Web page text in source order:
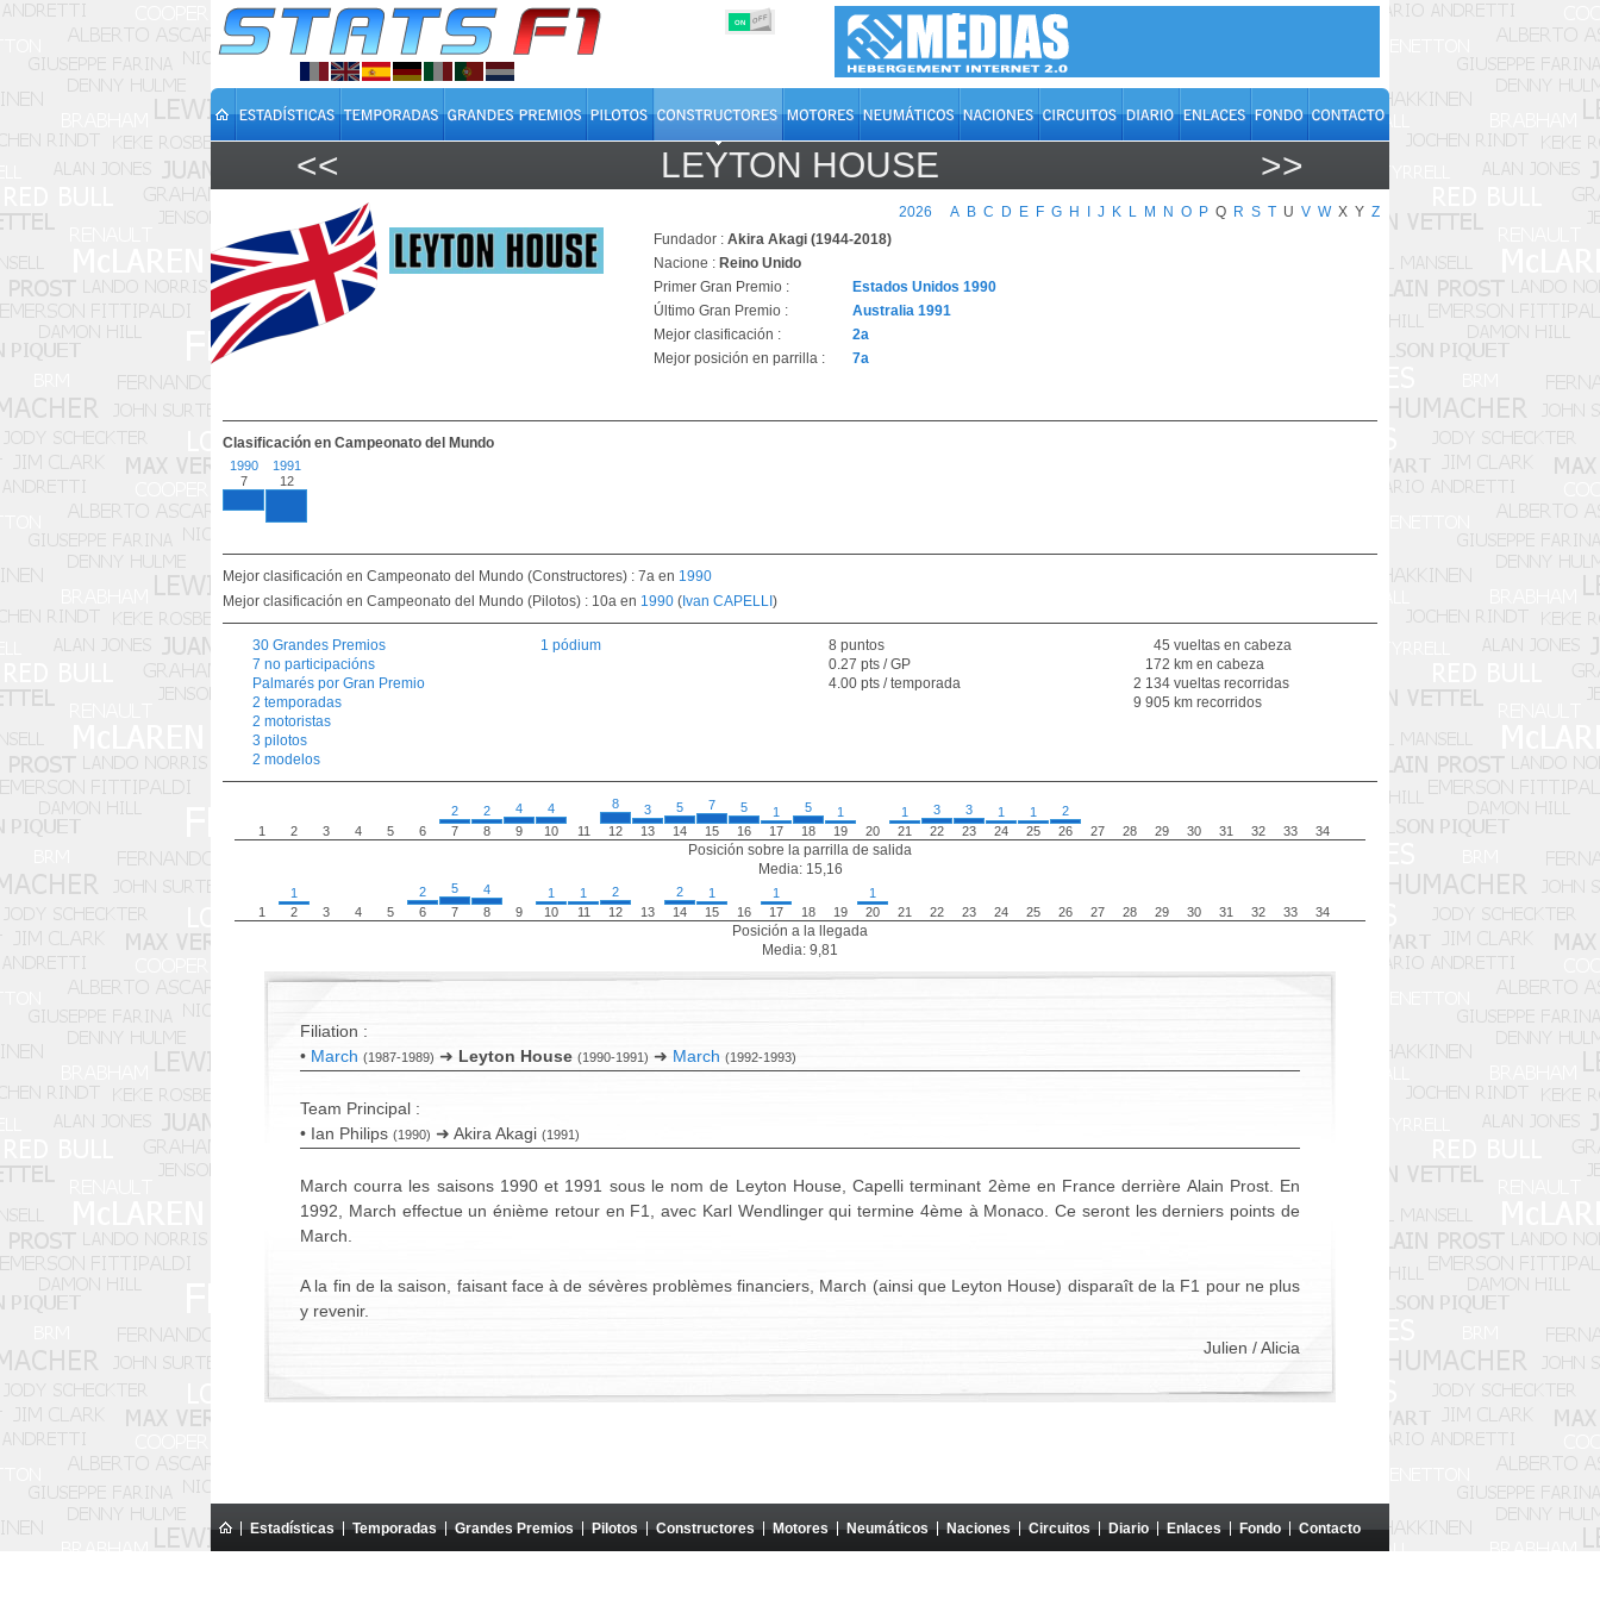
ON OFF
<< LEYTON HOUSE >>
2026 A B C D E F G H J K L M N O P Q R S T U V W X Y Z
Fundador : Akira Akagi (1944-2018)
Nacione : Reino Unido
Primer Gran Premio :
Estados Unidos 1990
Último Gran Premio :
Australia 1991
Mejor clasificación :
2a
Mejor posición en parrilla :
7a
Clasificación en Campeonato del Mundo
1990
7
1991
12
Mejor clasificación en Campeonato del Mundo (Constructores) : 7a en 1990
Mejor clasificación en Campeonato del Mundo (Pilotos) : 10a en 1990 ( Ivan CAPELLI )
30 Grandes Premios
7 no participacións
Palmarés por Gran Premio
2 temporadas
2 motoristas
3 pilotos
2 modelos
1 pódium
8 puntos
0.27 pts / GP
4.00 pts / temporada
45 vueltas en cabeza
172 km en cabeza
2 134 vueltas recorridas
9 905 km recorridos
1 2 3 4 5 6
2
7
2
8
4
9
4
10
11
8
12
3
13
5
14
7
15
5
16
1
17
5
18
1
19
20
1
21
3
22
3
23
1
24
1
25
2
26
27 28 29 30 31 32 33 34
Posición sobre la parrilla de salida
Media: 15,16
1
1
2
3 4 5
2
6
5
7
4
8
9
1
10
1
11
2
12
13
2
14
1
15
16
1
17
18 19
1
20
21 22 23 24 25 26 27 28 29 30 31 32 33 34
Posición a la llegada
Media: 9,81
Filiation :
• March (1987-1989) ➜ Leyton House (1990-1991) ➜ March (1992-1993)
Team Principal :
• Ian Philips (1990) ➜ Akira Akagi (1991)
March courra les saisons 1990 et 1991 sous le nom de Leyton House, Capelli terminant 2ème en France derrière Alain Prost. En
1992, March effectue un énième retour en F1, avec Karl Wendlinger qui termine 4ème à Monaco. Ce seront les derniers points de
March.
A la fin de la saison, faisant face à de sévères problèmes financiers, March (ainsi que Leyton House) disparaît de la F1 pour ne plus
y revenir.
Julien / Alicia
Estadísticas Temporadas Grandes Premios Pilotos Constructores Motores Neumáticos Naciones Circuitos Diario Enlaces Fondo Contacto